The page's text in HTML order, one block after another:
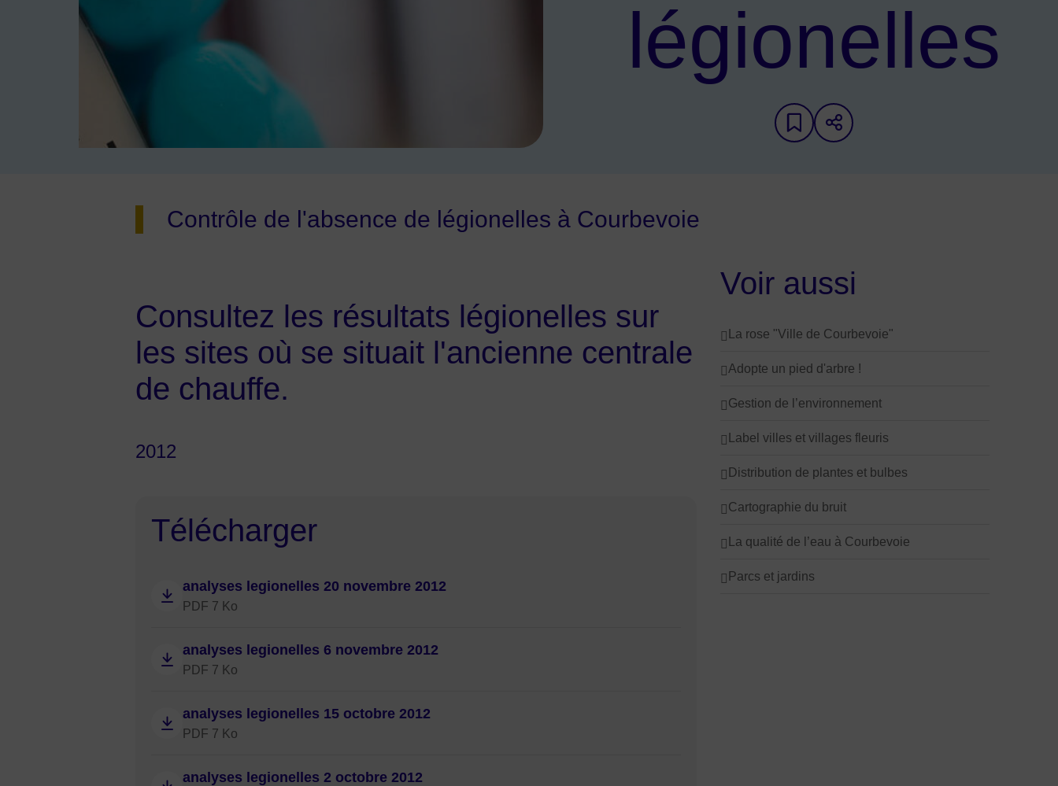
légionelles
Ajouter aux favoris
Partager sur les réseaux
Contrôle de l'absence de légionelles à Courbevoie
Consultez les résultats légionelles sur
les sites où se situait l'ancienne centrale
de chauffe.
2012
Télécharger
analyses legionelles 20 novembre 2012
PDF 7 Ko
analyses legionelles 6 novembre 2012
PDF 7 Ko
analyses legionelles 15 octobre 2012
PDF 7 Ko
analyses legionelles 2 octobre 2012
Voir aussi
La rose "Ville de Courbevoie"
Adopte un pied d'arbre !
Gestion de l’environnement
Label villes et villages fleuris
Distribution de plantes et bulbes
Cartographie du bruit
La qualité de l’eau à Courbevoie
Parcs et jardins